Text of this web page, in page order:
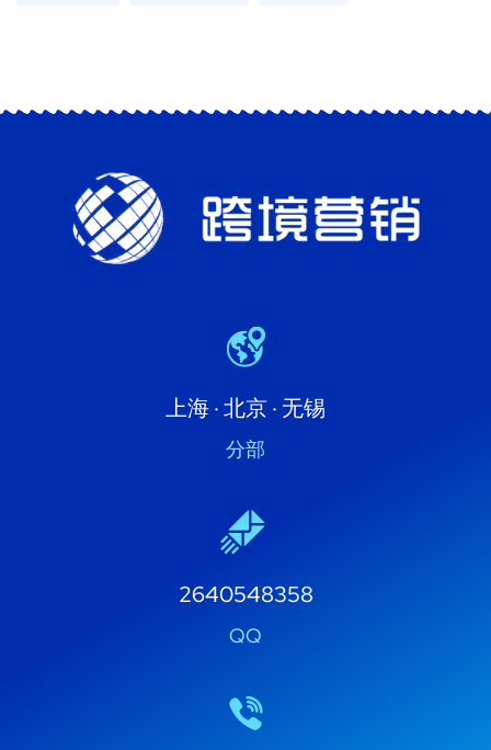
上海 · 北京 · 无锡
分部
2640548358
QQ